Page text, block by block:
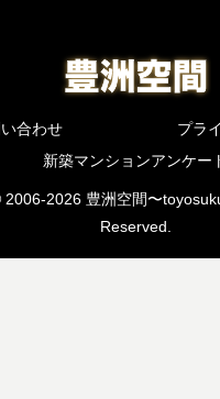
合わせ
プラ
新築マンションアンケー
2026 豊洲空間〜
Reserved.